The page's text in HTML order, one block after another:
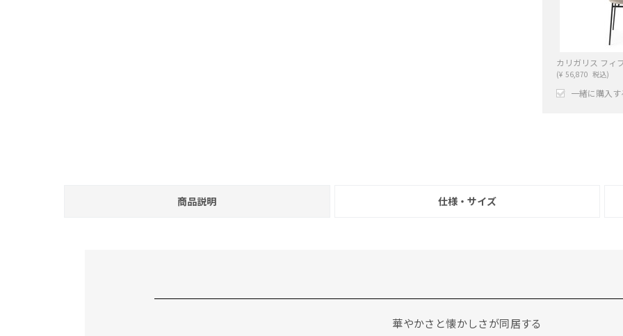
(¥ 56,870 税込)
一緒に購入す
商品説明 仕様・サイズ
華やかさと懐かしさが同居する